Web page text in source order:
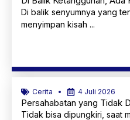
Di balik senyumnya yang
menyimpan kisah ...
Cerita 4 Juli 2026
Persahabatan yang Tidak
Tidak bisa dipungkiri, saat